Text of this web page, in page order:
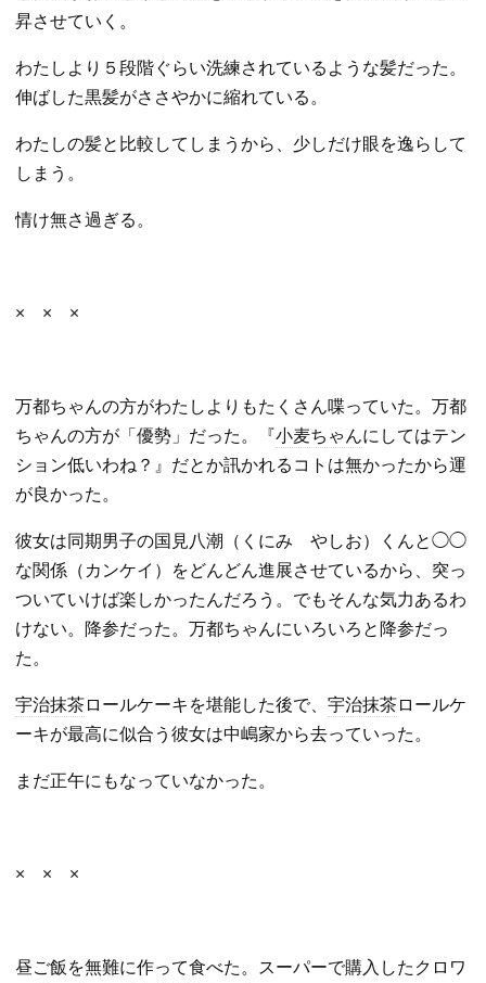
昇させていく。
わたしより５段階ぐらい洗練されているような髪だった。
伸ばした黒髪がささやかに縮れている。
わたしの髪と比較してしまうから、少しだけ眼を逸らして
しまう。
情け無さ過ぎる。
× × ×
万都ちゃんの方がわたしよりもたくさん喋っていた。万都
ちゃんの方が「優勢」だった。『小麦ちゃんにしてはテン
ション低いわね？』だとか訊かれるコトは無かったから運
が良かった。
彼女は同期男子の国見八潮（くにみ やしお）くんと◯◯
な関係（カンケイ）をどんどん進展させているから、突っ
ついていけば楽しかったんだろう。でもそんな気力あるわ
けない。降参だった。万都ちゃんにいろいろと降参だっ
た。
宇治抹茶ロールケーキを堪能した後で、 宇治抹茶ロールケ
ーキが最高に似合う彼女は中嶋家から去っていった。
まだ正午にもなっていなかった。
× × ×
昼ご飯を無難に作って食べた。スーパーで購入したクロワ